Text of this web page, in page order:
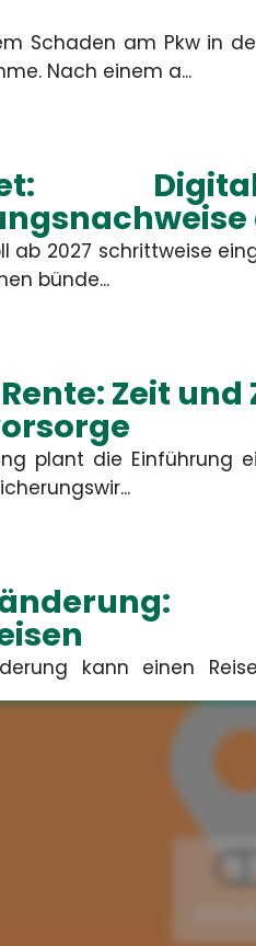
Schaden am Pkw in
Nach einem a...
ab 2027 schrittweise
bünde...
Zeit und
plant die Einführung
kann einen
München urte...
Fehlvorstellungen